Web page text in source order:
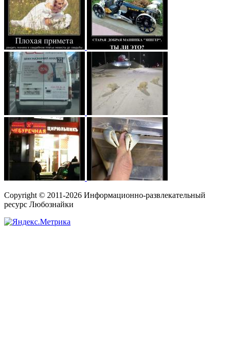
Copyright © 2011-2026 Информационно-развлекательный
ресурс Любознайки